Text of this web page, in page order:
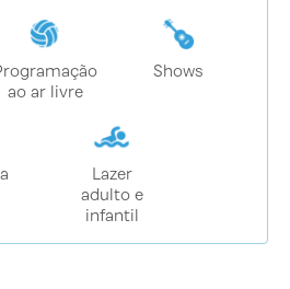
ao ar livre
Shows
Lazer
adulto e
infantil